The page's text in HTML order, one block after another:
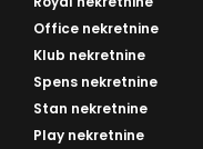
Office nekretnine
Klub nekretnine
Spens nekretnine
Stan nekretnine
Play nekretnine